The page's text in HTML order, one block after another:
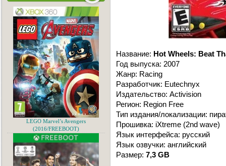
Название: Hot Wheels: Beat
Год выпуска: 2007
Жанр: Racing
Разработчик: Eutechnyx
Издательство: Activision
Регион: Region Free
Тип издания/локализации:
Прошивка: iXtreme (2nd wave)
Язык интерфейса: русский
Язык озвучки: английский
Размер: 7,3 GB
LEGO Marvel’s Avengers
(2016/FREEBOOT)